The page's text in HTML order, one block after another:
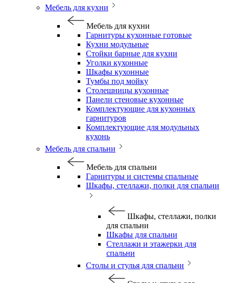
Мебель для кухни
Мебель для кухни
Гарнитуры кухонные готовые
Кухни модульные
Стойки барные для кухни
Уголки кухонные
Шкафы кухонные
Тумбы под мойку
Столешницы кухонные
Панели стеновые кухонные
Комплектующие для кухонных
гарнитуров
Комплектующие для модульных
кухонь
Мебель для спальни
Мебель для спальни
Гарнитуры и системы спальные
Шкафы, стеллажи, полки для спальни
Шкафы, стеллажи, полки
для спальни
Шкафы для спальни
Стеллажи и этажерки для
спальни
Столы и стулья для спальни